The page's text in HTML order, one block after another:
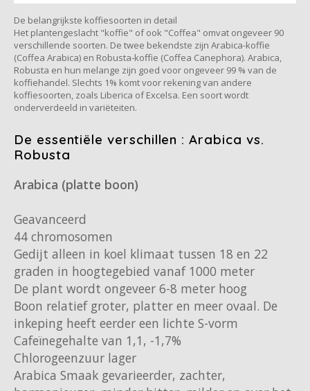
Caffè Izzo
Caffè Vergnano
Chicco d'oro
Costa
Dallmayr
Davidoff
Delta
De Roccis
Douwe Egberts
Eduscho
Eilles
Segafredo
Senseo
E.S.E. koffiepads (44 mm)
Eilles
Gala
Gorilla
Idee
Jacobs
Lavazza
Melitta
Minges
Mövenpick
Pellini
De belangrijkste koffiesoorten in detail
Het plantengeslacht "koffie" of ook "Coffea" omvat ongeveer 90
verschillende soorten. De twee bekendste zijn Arabica-koffie
(Coffea Arabica) en Robusta-koffie (Coffea Canephora). Arabica,
Robusta en hun melange zijn goed voor ongeveer 99 % van de
koffiehandel. Slechts 1% komt voor rekening van andere
koffiesoorten, zoals Liberica of Excelsa. Een soort wordt
onderverdeeld in variëteiten.
De essentiële verschillen : Arabica vs.
Robusta
Arabica (platte boon)
Geavanceerd
44 chromosomen
Gedijt alleen in koel klimaat tussen 18 en 22
graden in hoogtegebied vanaf 1000 meter
De plant wordt ongeveer 6-8 meter hoog
Boon relatief groter, platter en meer ovaal. De
inkeping heeft eerder een lichte S-vorm
Cafeïnegehalte van 1,1, -1,7%
Chlorogeenzuur lager
Arabica Smaak gevarieerder, zachter,